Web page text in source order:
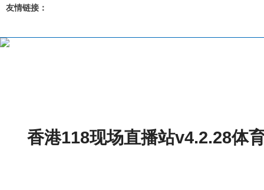
友情链接：
香港118现场直播站v4.2.28体